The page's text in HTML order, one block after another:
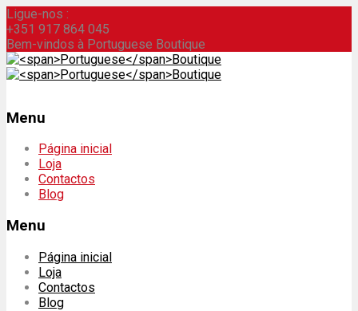
Ligue-nos :
+351 917 864 045
Bem-vindos à Portuguese Boutique
Menu
Skip
content
Página inicial
Loja
Contactos
Blog
Menu
Página inicial
Loja
Contactos
Blog